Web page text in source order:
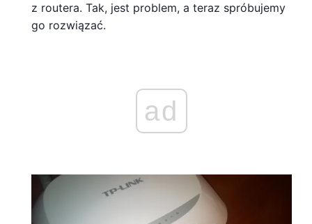
z routera. Tak, jest problem, a teraz spróbujemy
go rozwiązać.
ad